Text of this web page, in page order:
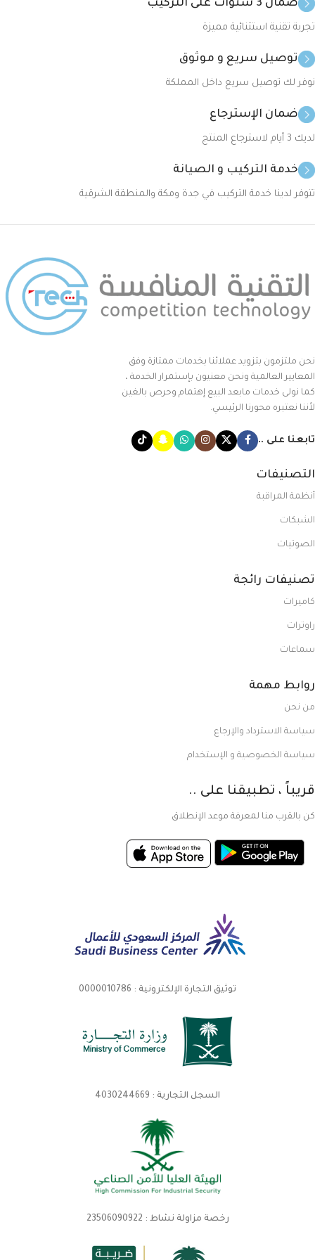
ضمان 3 سنوات على التركيب
تجربة تقنية استثنائية مميزة
توصيل سريع و موثوق
نوفر لك توصيل سريع داخل المملكة
ضمان الإسترجاع
لديك 3 أيام لاسترجاع المنتج
خدمة التركيب و الصيانة
تتوفر لدينا خدمة التركيب في جدة ومكة والمنطقة الشرقية
نحن ملتزمون بتزويد عملائنا بخدمات ممتازة وفق
المعايير العالمية ونحن معنيون بإستمرار الخدمة ،
كما نولى خدمات مابعد البيع إهتمام وحرص بالغين
لأننا نعتبره محورنا الرئيسي.
تابعنا على ..
التصنيفات
أنظمة المراقبة
الشبكات
الصوتيات
تصنيفات رائجة
كاميرات
راوترات
سماعات
روابط مهمة
من نحن
سياسة الاسترداد والإرجاع
سياسة الخصوصية و الإستخدام
قريباً ، تطبيقنا على ..
كن بالقرب منا لمعرفة موعد الإنطلاق
توثيق التجارة الإلكترونية : 0000010786
السجل التجارية : 4030244669
رخصة مزاولة نشاط : 23506090922